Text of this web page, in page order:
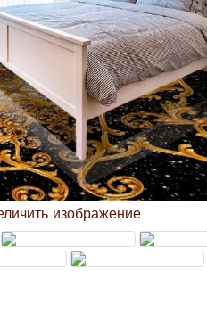
изображение